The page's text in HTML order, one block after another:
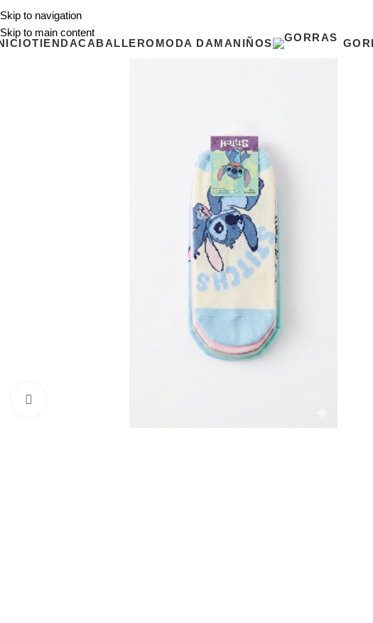
Skip to navigation
Skip to main content
TIENDACABALLERO MODA DAMANIÑOS